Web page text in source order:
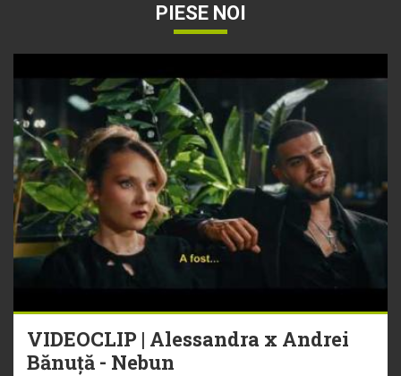
PIESE NOI
VIDEOCLIP | Alessandra x Andrei
Bănuță - Nebun